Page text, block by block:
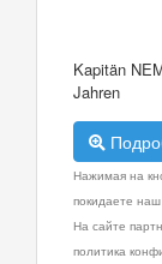
Kapitän
Jahren
Нажимая на
покидаете наш
На сайте
политика